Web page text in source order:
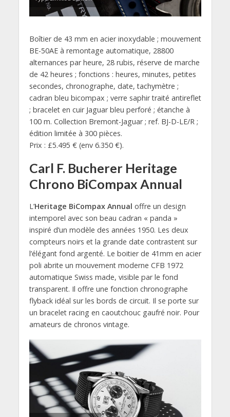
Boîtier de 43 mm en acier inoxydable ; mouvement
BE-50AE à remontage automatique, 28800
alternances par heure, 28 rubis, réserve de marche
de 42 heures ; fonctions : heures, minutes, petites
secondes, chronographe, date, tachymètre ;
cadran bleu bicompax ; verre saphir traité antireflet
; bracelet en cuir Jaguar bleu perforé ; étanche à
100 m. Collection Bremont-Jaguar ; ref. BJ-D-LE/R ;
édition limitée à 300 pièces.
Prix : £5.495 € (env 6.350 €).
Carl F. Bucherer Heritage
Chrono BiCompax Annual
L’Heritage BiCompax Annual offre un design
intemporel avec son beau cadran « panda »
inspiré d’un modèle des années 1950. Les deux
compteurs noirs et la grande date contrastent sur
l’élégant fond argenté. Le boitier de 41mm en acier
poli abrite un mouvement moderne CFB 1972
automatique Swiss made, visible par le fond
transparent. Il offre une fonction chronographe
flyback idéal sur les bords de circuit. Il se porte sur
un bracelet racing en caoutchouc gaufré noir. Pour
amateurs de chronos vintage.